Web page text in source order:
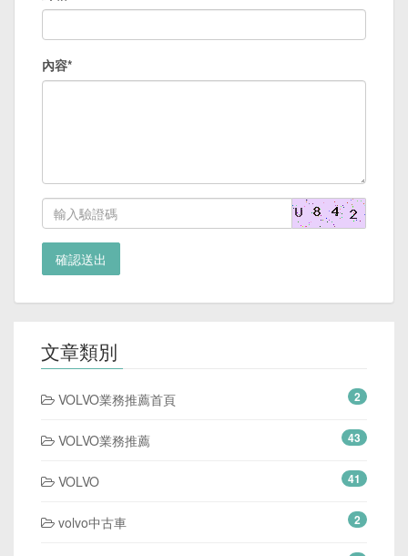
內容*
確認送出
文章類別
VOLVO業務推薦首頁 2
VOLVO業務推薦 43
VOLVO 41
volvo中古車 2